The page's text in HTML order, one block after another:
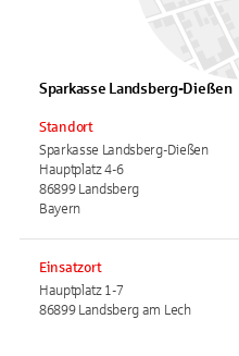
Sparkasse Landsberg-Dießen
Standort
Sparkasse Landsberg-Dießen
Hauptplatz 4-6
86899 Landsberg
Bayern
Einsatzort
Hauptplatz 1-7
86899 Landsberg am Lech